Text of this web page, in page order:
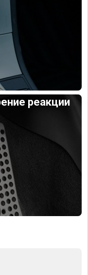
реакции